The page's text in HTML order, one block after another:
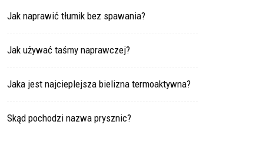
Jak naprawić tłumik bez spawania?
Jak używać taśmy naprawczej?
Jaka jest najcieplejsza bielizna termoaktywna?
Skąd pochodzi nazwa prysznic?